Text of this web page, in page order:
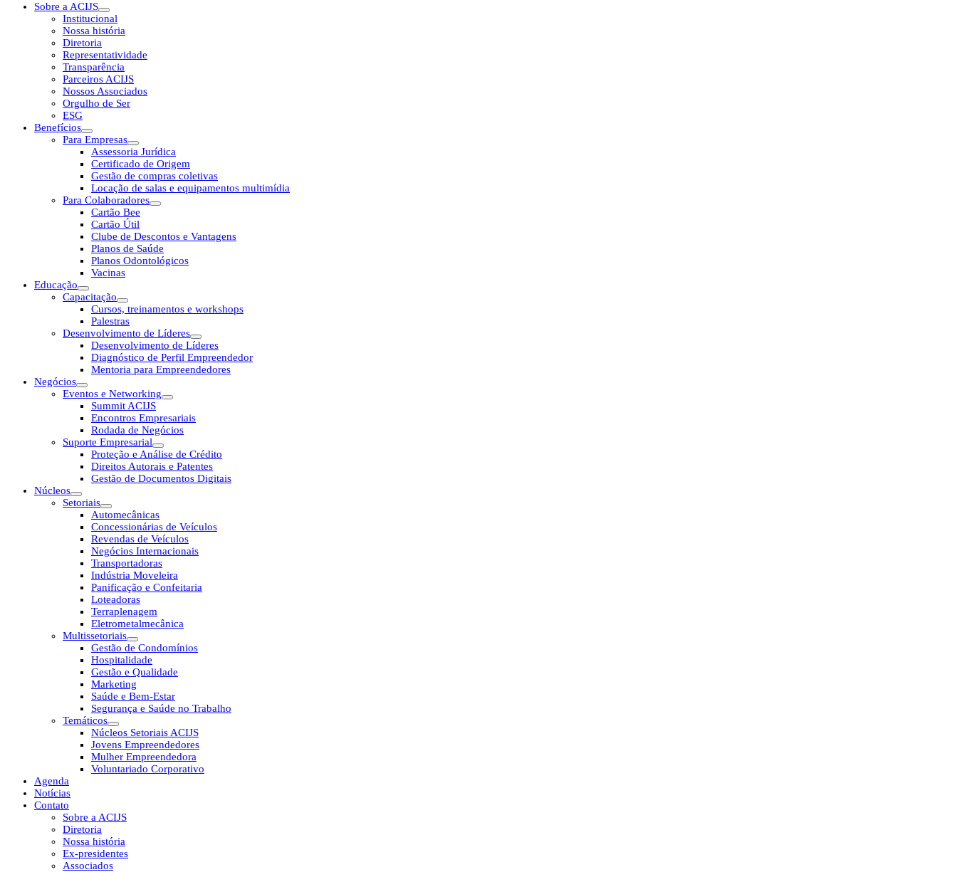
Sobre a ACIJS
Institucional
Nossa história
Diretoria
Representatividade
Transparência
Parceiros ACIJS
Nossos Associados
Orgulho de Ser
ESG
Benefícios
Para Empresas
Assessoria Jurídica
Certificado de Origem
Gestão de compras coletivas
Locação de salas e equipamentos multimídia
Para Colaboradores
Cartão Bee
Cartão Útil
Clube de Descontos e Vantagens
Planos de Saúde
Planos Odontológicos
Vacinas
Educação
Capacitação
Cursos, treinamentos e workshops
Palestras
Desenvolvimento de Líderes
Desenvolvimento de Líderes
Diagnóstico de Perfil Empreendedor
Mentoria para Empreendedores
Negócios
Eventos e Networking
Summit ACIJS
Encontros Empresariais
Rodada de Negócios
Suporte Empresarial
Proteção e Análise de Crédito
Direitos Autorais e Patentes
Gestão de Documentos Digitais
Núcleos
Setoriais
Automecânicas
Concessionárias de Veículos
Revendas de Veículos
Negócios Internacionais
Transportadoras
Indústria Moveleira
Panificação e Confeitaria
Loteadoras
Terraplenagem
Eletrometalmecânica
Multissetoriais
Gestão de Condomínios
Hospitalidade
Gestão e Qualidade
Marketing
Saúde e Bem-Estar
Segurança e Saúde no Trabalho
Temáticos
Núcleos Setoriais ACIJS
Jovens Empreendedores
Mulher Empreendedora
Voluntariado Corporativo
Agenda
Notícias
Contato
Sobre a ACIJS
Diretoria
Nossa história
Ex-presidentes
Associados